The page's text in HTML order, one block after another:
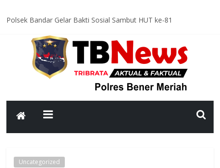
Polsek Bandar Gelar Bakti Sosial Sambut HUT ke-81
Satlantas Polres Bener Meriah Intensifkan Patroli Malam, Cegah
Balap Liar dan Tekan Angka Kecelakaan
Asah Kemampuan Personel, Polres Bener Meriah Gelar Latihan
Dalmas Tingkatkan Kesiapsiagaan Hadapi Gangguan Kamtibmas
Patroli Malam Polsek Wih Pesam Intensifkan Antisipasi
Ajak Warga Tingkatkan Kewaspadaan dan Jaga Kamtibmas
Uncategorized